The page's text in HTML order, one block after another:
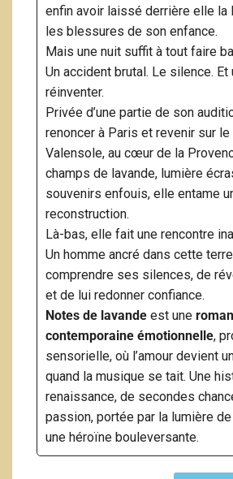
enfin avoir laissé derrière elle la
les blessures de son enfance.
Mais une nuit suffit à tout faire
Un accident brutal. Le silence. Et
réinventer.
Privée d’une partie de son
renoncer à Paris et revenir sur
Valensole, au cœur de la
champs de lavande, lumière
souvenirs enfouis, elle entame
reconstruction.
Là-bas, elle fait une rencontre
Un homme ancré dans cette
comprendre ses silences, de
et de lui redonner confiance.
Notes de lavande est une
contemporaine émotionnelle,
sensorielle, où l’amour devient
quand la musique se tait. Une
renaissance, de secondes
passion, portée par la lumière
une héroïne bouleversante.